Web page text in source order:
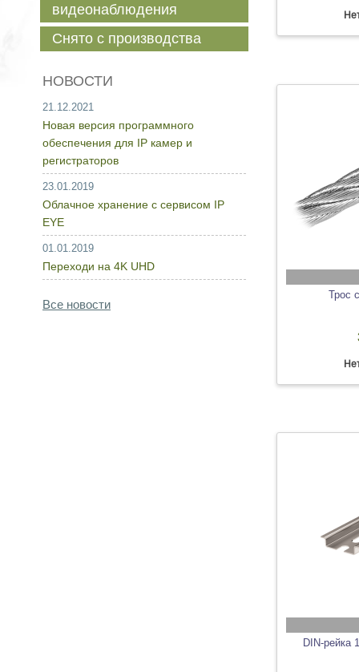
Трос
DIN-рейка
видеонаблюдения
Снято с производства
НОВОСТИ
21.12.2021
Новая версия программного
обеспечения для IP камер и
регистраторов
23.01.2019
Облачное хранение с сервисом IP
EYE
01.01.2019
Переходи на 4K UHD
Все новости